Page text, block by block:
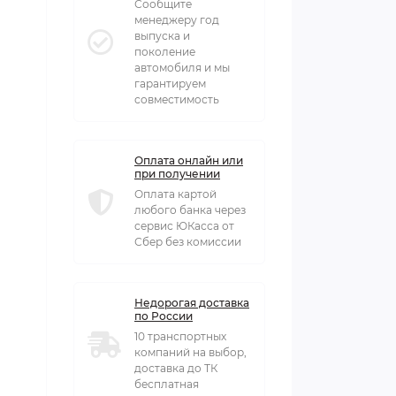
Сообщите
менеджеру год
выпуска и
поколение
автомобиля и мы
гарантируем
совместимость
Оплата онлайн или
при получении
Оплата картой
любого банка через
сервис ЮКасса от
Сбер без комиссии
Недорогая доставка
по России
10 транспортных
компаний на выбор,
доставка до ТК
бесплатная